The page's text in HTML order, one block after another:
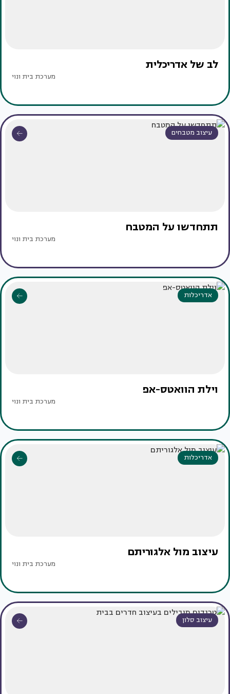
לב של אדריכלית
מערכת בית ונוי
עיצוב מטבחים
תתחדשו על המטבח
מערכת בית ונוי
אדריכלות
וילת הוואטס-אפ
מערכת בית ונוי
אדריכלות
עיצוב מול אלגוריתם
מערכת בית ונוי
עיצוב סלון